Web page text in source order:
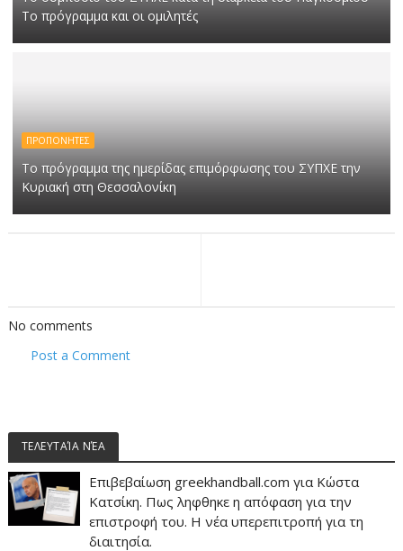
Το πρόγραμμα και οι ομιλητές
ΠΡΟΠΟΝΗΤΕΣ
Το πρόγραμμα της ημερίδας επιμόρφωσης του ΣΥΠΧΕ την
Κυριακή στη Θεσσαλονίκη
No comments
Post a Comment
ΤΕΛΕΥΤΑΊΑ ΝΈΑ
Επιβεβαίωση greekhandball.com για Κώστα
Κατσίκη. Πως ληφθηκε η απόφαση για την
επιστροφή του. Η νέα υπερεπιτροπή για τη
διαιτησία.